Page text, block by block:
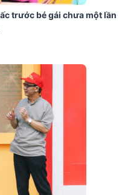
trước bé gái chưa một lần